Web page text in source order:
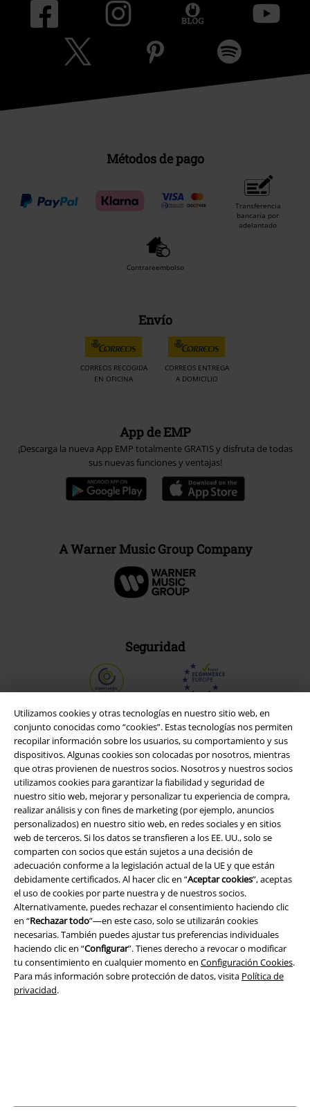
Utilizamos cookies y otras tecnologías en nuestro sitio web, en
conjunto conocidas como “cookies”. Estas tecnologías nos permiten
recopilar información sobre los usuarios, su comportamiento y sus
dispositivos. Algunas cookies son colocadas por nosotros, mientras
que otras provienen de nuestros socios. Nosotros y nuestros socios
utilizamos cookies para garantizar la fiabilidad y seguridad de
nuestro sitio web, mejorar y personalizar tu experiencia de compra,
realizar análisis y con fines de marketing (por ejemplo, anuncios
personalizados) en nuestro sitio web, en redes sociales y en sitios
web de terceros. Si los datos se transfieren a los EE. UU., solo se
comparten con socios que están sujetos a una decisión de
adecuación conforme a la legislación actual de la UE y que están
debidamente certificados. Al hacer clic en “Aceptar cookies”, aceptas
el uso de cookies por parte nuestra y de nuestros socios.
Alternativamente, puedes rechazar el consentimiento haciendo clic
en “Rechazar todo”—en este caso, solo se utilizarán cookies
necesarias. También puedes ajustar tus preferencias individuales
haciendo clic en “Configurar”. Tienes derecho a revocar o modificar
tu consentimiento en cualquier momento en Configuración Cookies.
Para más información sobre protección de datos, visita Política de
privacidad.
Métodos de pago
Transferencia
bancaria por
adelantado
Contrareembolso
Envío
CORREOS RECOGIDA
EN OFICINA
CORREOS ENTREGA
A DOMICILIO
App de EMP
¡Descarga la nueva App EMP totalmente GRATIS y disfruta de todas
sus nuevas funciones y ventajas!
A Warner Music Group Company
Seguridad
Legal
Términos y Condiciones
Aviso Legal
Ley protección de datos
Eliminación de residuos y protección del medioambiente
Declaración de Conformidad